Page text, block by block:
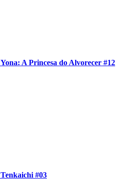
Yona: A Princesa do Alvorecer #12
Tenkaichi #03